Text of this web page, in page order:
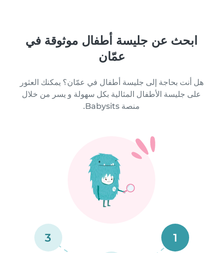
ابحث عن جليسة أطفال موثوقة في
عمّان
هل أنت بحاجة إلى جليسة أطفال في عمّان؟ يمكنك العثور
على جليسة الأطفال المثالية بكل سهولة و يسر من خلال
منصة Babysits.
1
3